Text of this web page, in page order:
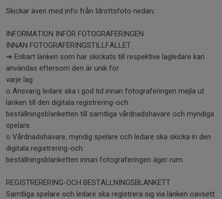
Skickar även med info från Idrottsfoto nedan;
INFORMATION INFÖR FOTOGRAFERINGEN
INNAN FOTOGRAFERINGSTILLFÄLLET
➔ Enbart länken som har skickats till respektive lagledare kan
användas eftersom den är unik för
varje lag.
o Ansvarig ledare ska i god tid innan fotograferingen mejla ut
länken till den digitala registrering-och
beställningsblanketten till samtliga vårdnadshavare och myndiga
spelare.
o Vårdnadshavare, myndig spelare och ledare ska skicka in den
digitala registrering-och
beställningsblanketten innan fotograferingen äger rum.
REGISTRERERING-OCH BESTÄLLNINGSBLANKETT
Samtliga spelare och ledare ska registrera sig via länken oavsett